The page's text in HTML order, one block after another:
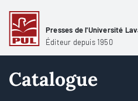
Presses de l'Université
Éditeur depuis 1950
Catalogue